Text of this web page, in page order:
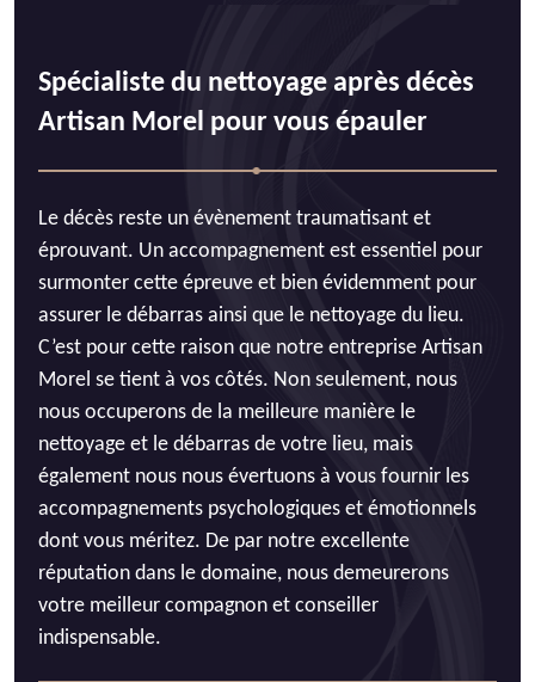
Spécialiste du nettoyage après décès
Artisan Morel pour vous épauler
Le décès reste un évènement traumatisant et
éprouvant. Un accompagnement est essentiel pour
surmonter cette épreuve et bien évidemment pour
assurer le débarras ainsi que le nettoyage du lieu.
C’est pour cette raison que notre entreprise Artisan
Morel se tient à vos côtés. Non seulement, nous
nous occuperons de la meilleure manière le
nettoyage et le débarras de votre lieu, mais
également nous nous évertuons à vous fournir les
accompagnements psychologiques et émotionnels
dont vous méritez. De par notre excellente
réputation dans le domaine, nous demeurerons
votre meilleur compagnon et conseiller
indispensable.